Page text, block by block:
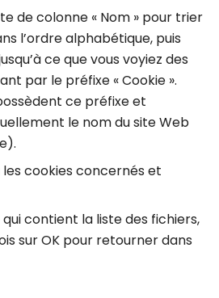
de colonne « Nom » pour trier
l’ordre alphabétique, puis
ce que vous voyiez des
par le préfixe « Cookie ».
ce préfixe et
le nom du site Web
cookies concernés et
contient la liste des fichiers,
sur OK pour retourner dans